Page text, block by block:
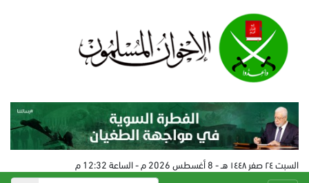
السبت ٢٤ صفر ١٤٤٨ هـ - 8 أغسطس 2026 م - الساعة 12:32 م